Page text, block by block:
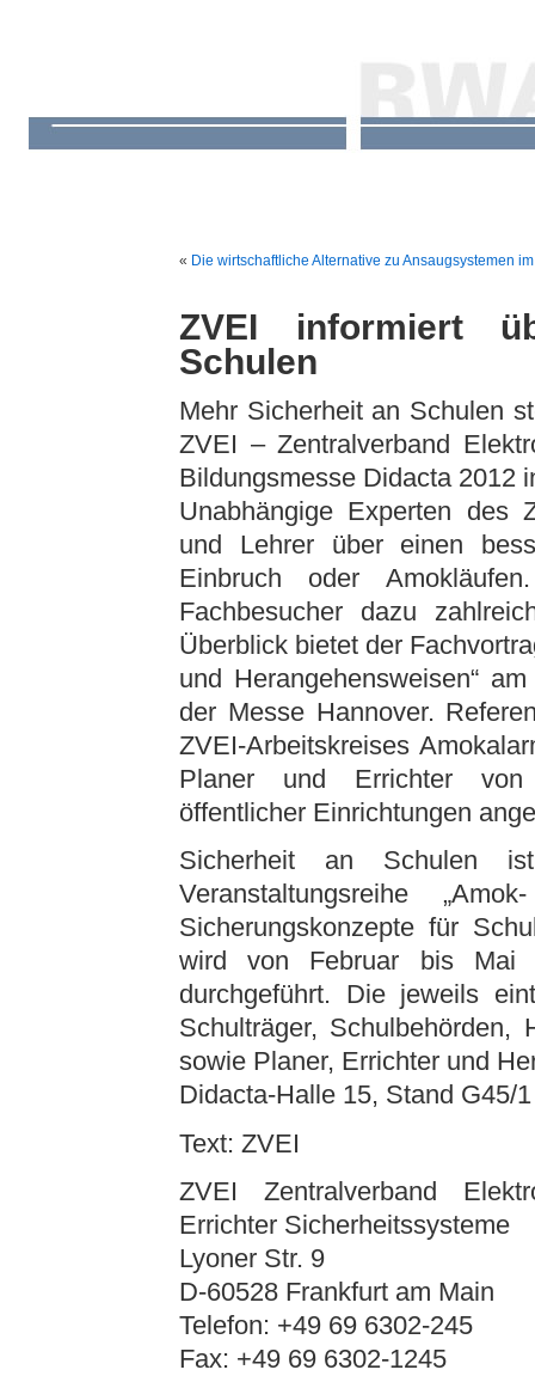
« Die wirtschaftliche Alternative zu Ansaugsystemen
ZVEI informiert
Schulen
Mehr Sicherheit an Schulen
ZVEI – Zentralverband
Bildungsmesse Didacta 2012
Unabhängige Experten des
und Lehrer über einen
Einbruch oder
Fachbesucher dazu
Überblick bietet der
und Herangehensweisen“
der Messe Hannover.
ZVEI-Arbeitskreises
Planer und Errichter von
öffentlicher Einrichtungen
Sicherheit an Schulen
Veranstaltungsreihe
Sicherungskonzepte für
wird von Februar bis Mai
durchgeführt. Die jeweils
Schulträger, Schulbehörden,
sowie Planer, Errichter und
Didacta-Halle 15, Stand G45/1
Text: ZVEI
ZVEI Zentralverband
Errichter Sicherheitssysteme
Lyoner Str. 9
D-60528 Frankfurt am Main
Telefon: +49 69 6302-245
Fax: +49 69 6302-1245